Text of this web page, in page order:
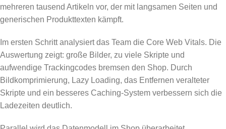
mehreren tausend Artikeln vor, der mit langsamen Seiten und
generischen Produkttexten kämpft.
Im ersten Schritt analysiert das Team die Core Web Vitals. Die
Auswertung zeigt: große Bilder, zu viele Skripte und
aufwendige Trackingcodes bremsen den Shop. Durch
Bildkomprimierung, Lazy Loading, das Entfernen veralteter
Skripte und ein besseres Caching-System verbessern sich die
Ladezeiten deutlich.